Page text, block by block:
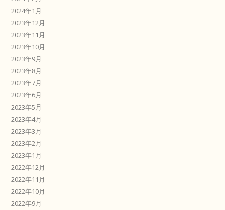
2024年1月
2023年12月
2023年11月
2023年10月
2023年9月
2023年8月
2023年7月
2023年6月
2023年5月
2023年4月
2023年3月
2023年2月
2023年1月
2022年12月
2022年11月
2022年10月
2022年9月